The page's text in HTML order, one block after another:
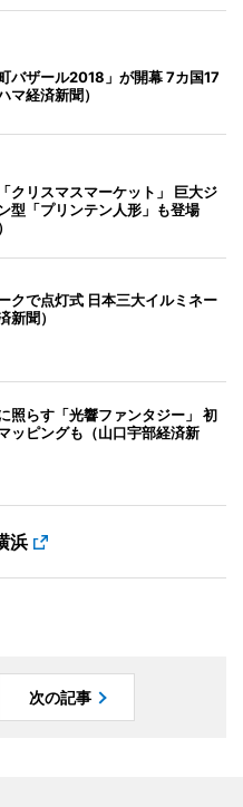
バザール2018」が開幕 7カ国17
マ経済新聞）
クリスマスマーケット」 巨大ジ
型「プリンテン人形」も登場
クで点灯式 日本三大イルミネー
新聞）
照らす「光響ファンタジー」 初
ッピングも（山口宇部経済新
浜
次の記事